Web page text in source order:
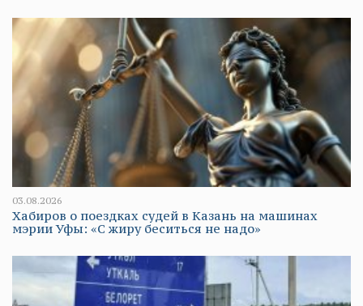
03.08.2026
Хабиров о поездках судей в Казань на машинах
мэрии Уфы: «С жиру беситься не надо»